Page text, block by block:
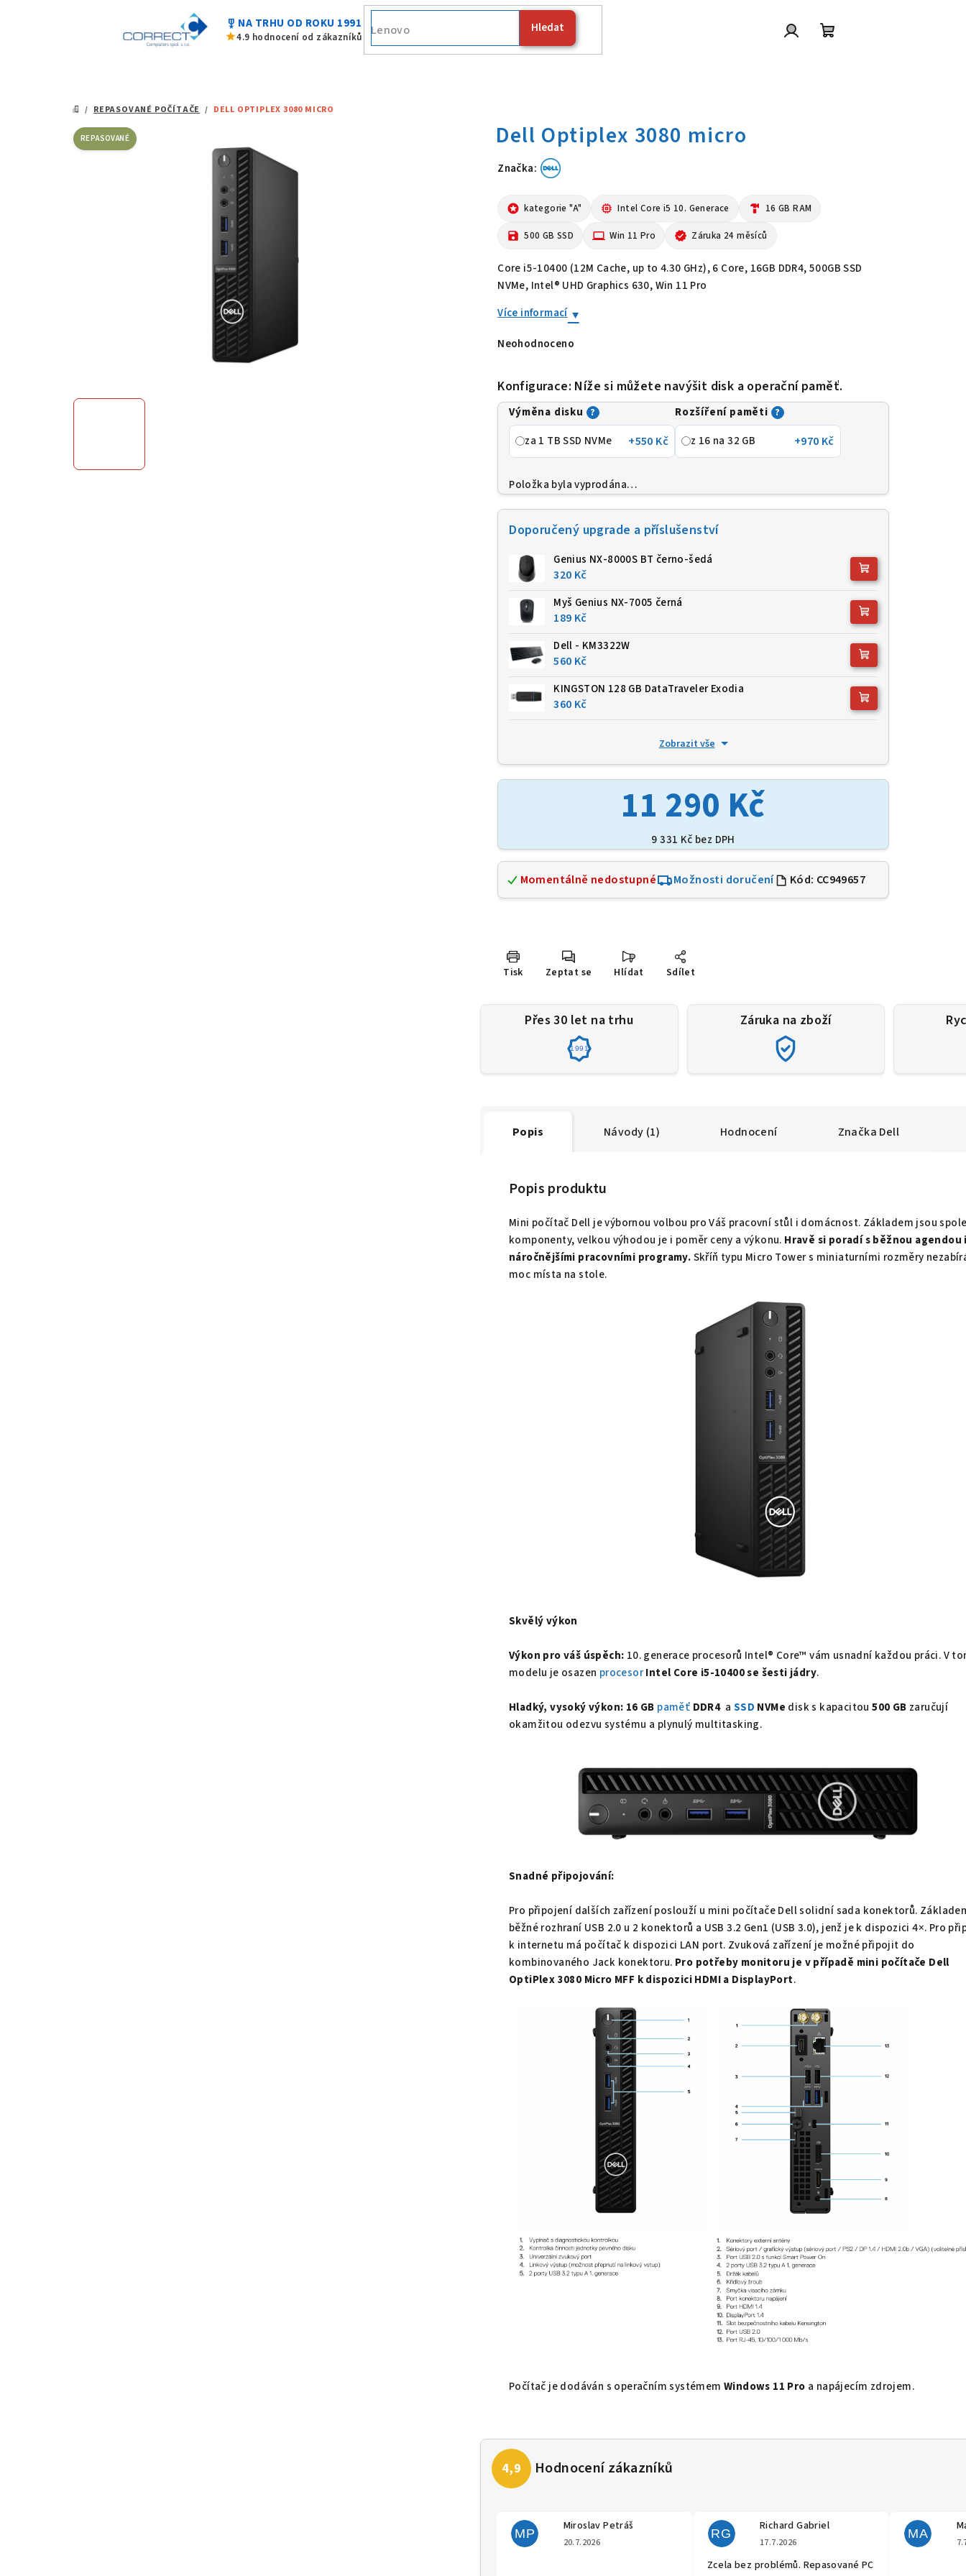
military_tech NA TRHU OD ROKU 1991
star4.9 hodnocení od zákazníků
Hledat
Fujits
DOMŮ
/ REPASOVANÉ POČÍTAČE / DELL OPTIPLEX 3080 MICRO
Značka:
Dell Optiplex 3080 micro
stars kategorie "A" memory Intel Core i5 10. Generace hardware 16 GB RAM
save 500 GB SSD computer Win 11 Pro verified Záruka 24 měsíců
Core i5-10400 (12M Cache, up to 4.30 GHz), 6 Core, 16GB DDR4, 500GB SSD
NVMe, Intel® UHD Graphics 630, Win 11 Pro
Více informací
Průměrné
je
0,0
z
hvězdiček.
Neohodnoceno
Konfigurace: Níže si můžete navýšit disk a operační paměť.
Výměna disku ?
za 1 TB SSD NVMe +550 Kč
Rozšíření paměti ?
z 16 na 32 GB +970 Kč
Položka byla vyprodána…
Doporučený upgrade a příslušenství
Genius NX-8000S BT černo-šedá
320 Kč
Myš Genius NX-7005 černá
189 Kč
Dell - KM3322W
560 Kč
KINGSTON 128 GB DataTraveler Exodia
360 Kč
Zobrazit vše
11 290 Kč
9 331 Kč bez DPH
Momentálně nedostupné Možnosti doručení Kód: CC949657
Tisk Zeptat se Hlídat Sdílet
REPASOVANÉ
Přes 30 let na trhu
1991
Záruka na zboží
Popis Návody (1) Hodnocení Značka Dell
Popis produktu
Mini počítač Dell je výbornou volbou pro Váš pracovní stůl i domácnost. Základem jsou
komponenty, velkou výhodou je i poměr ceny a výkonu. Hravě si poradí s běžnou agendou
náročnějšími pracovními programy.Skříň typu Micro Tower s miniaturními rozměry
moc místa na stole.
Skvělý výkon
Výkon pro váš úspěch: 10. generace procesorů Intel® Core™ vám usnadní každou práci. V
modelu je osazen procesorIntel Core i5-10400 se šesti jádry.
Hladký, vysoký výkon: 16 GB paměť DDR4a SSD NVMe disk s kapacitou500 GB zaručují
okamžitou odezvu systému a plynulý multitasking.
Snadné připojování:
Pro připojení dalších zařízení poslouží u mini počítače Dell solidní sada konektorů.
běžné rozhraní USB 2.0 u 2 konektorů a USB 3.2 Gen1 (USB 3.0), jenž je k dispozici 4×. Pro
k internetu má počítač k dispozici LAN port. Zvuková zařízení je možné připojit do
kombinovaného Jack konektoru. Pro potřeby monitoru je v případě mini počítače Dell
OptiPlex 3080 Micro MFF k dispoziciHDMI a DisplayPort.
Počítač je dodáván s operačním systémem Windows 11 Pro a napájecím zdrojem.
MP
Miroslav Petráš
Hodnocení obchodu je 5 z 5 hvězdiček.
20.7.2026
RG
Richard Gabriel
Hodnocení obchodu je 5 z 5
17.7.2026
Zcela bez problémů. Repasované PC
MA